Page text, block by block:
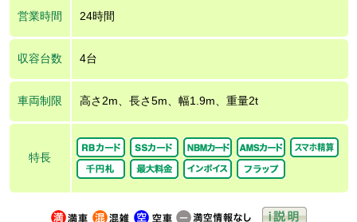
営業時間 24時間
収容台数 4台
車両制限 高さ2m、長さ5m、幅1.9m、重量2t
特長